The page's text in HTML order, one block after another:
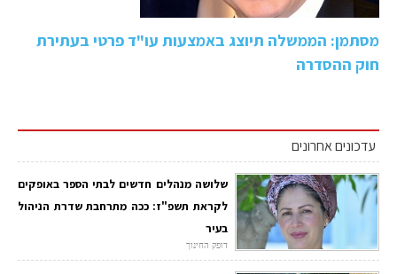
מסתמן: הממשלה תיוצג באמצעות עו"ד פרטי בעתירת
חוק ההסדרה
עדכונים אחרונים
שלושה מנהלים חדשים לבתי הספר באופקים
לקראת תשפ"ז: ככה מתרחבת שדרת הניהול
בעיר
דופק החינוך